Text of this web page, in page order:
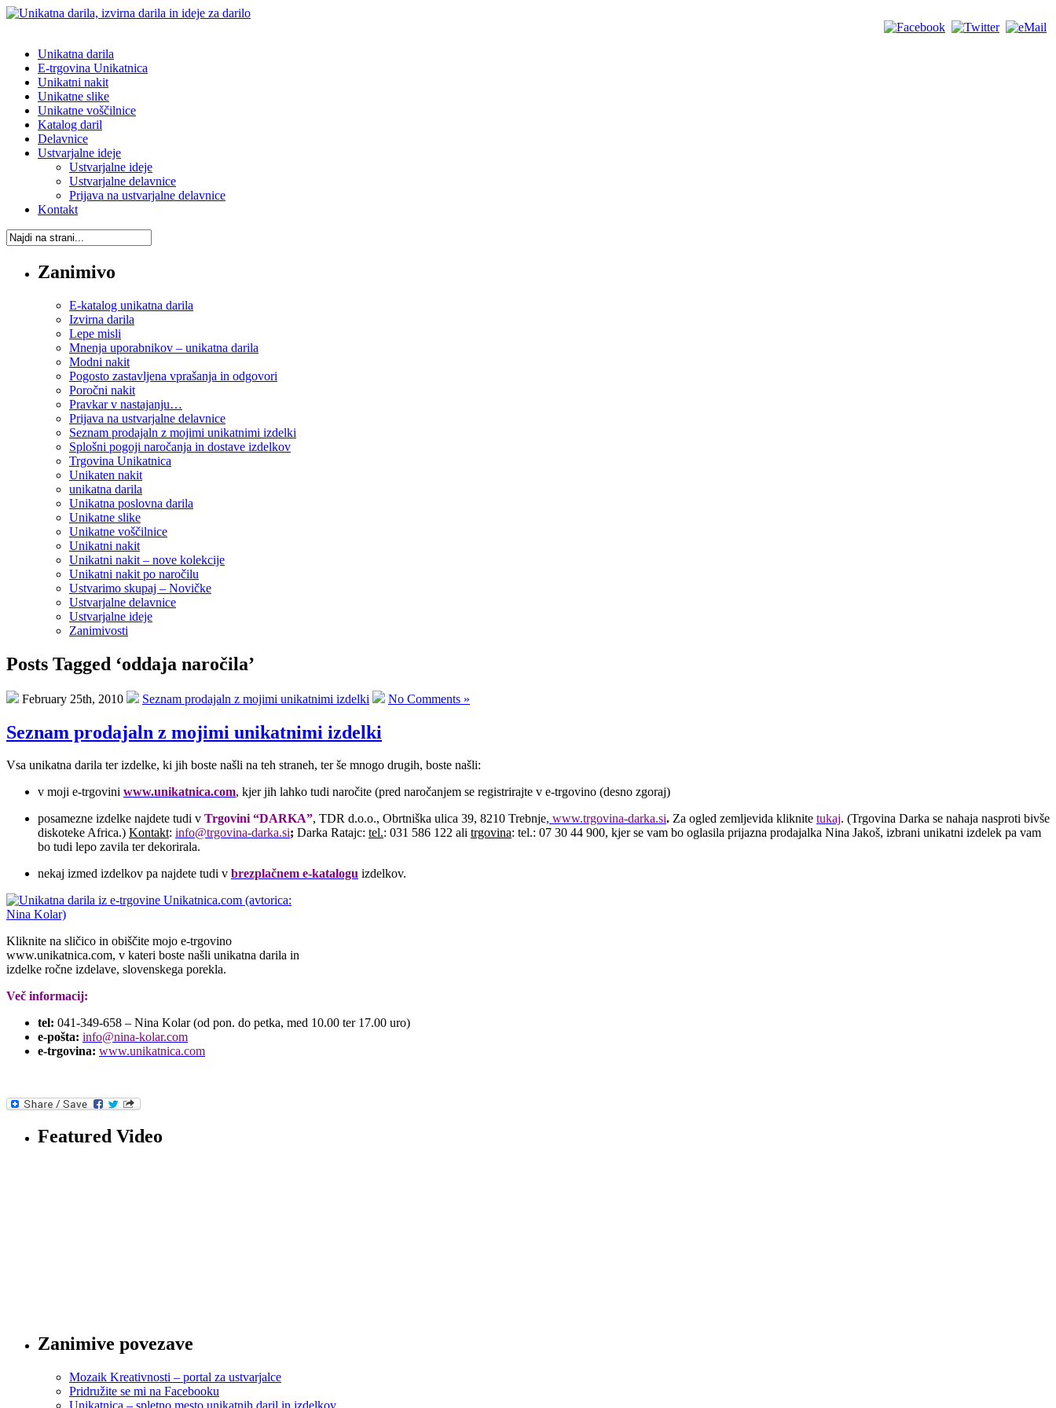
Unikatna darila
E-trgovina Unikatnica
Unikatni nakit
Unikatne slike
Unikatne voščilnice
Katalog daril
Delavnice
Ustvarjalne ideje
Ustvarjalne ideje
Ustvarjalne delavnice
Prijava na ustvarjalne delavnice
Kontakt
Zanimivo
E-katalog unikatna darila
Izvirna darila
Lepe misli
Mnenja uporabnikov – unikatna darila
Modni nakit
Pogosto zastavljena vprašanja in odgovori
Poročni nakit
Pravkar v nastajanju…
Prijava na ustvarjalne delavnice
Seznam prodajaln z mojimi unikatnimi izdelki
Splošni pogoji naročanja in dostave izdelkov
Trgovina Unikatnica
Unikaten nakit
unikatna darila
Unikatna poslovna darila
Unikatne slike
Unikatne voščilnice
Unikatni nakit
Unikatni nakit – nove kolekcije
Unikatni nakit po naročilu
Ustvarimo skupaj – Novičke
Ustvarjalne delavnice
Ustvarjalne ideje
Zanimivosti
Posts Tagged ‘oddaja naročila’
February 25th, 2010 Seznam prodajaln z mojimi unikatnimi izdelki No Comments »
Seznam prodajaln z mojimi unikatnimi izdelki
Vsa unikatna darila ter izdelke, ki jih boste našli na teh straneh, ter še mnogo drugih, boste našli:
v moji e-trgovini www.unikatnica.com, kjer jih lahko tudi naročite (pred naročanjem se registrirajte v e-trgovino (desno zgoraj)
posamezne izdelke najdete tudi v Trgovini “DARKA”, TDR d.o.o., Obrtniška ulica 39, 8210 Trebnje, www.trgovina-darka.si. Za ogled zemljevida kliknite tukaj. (Trgovina Darka se nahaja nasproti bivše
diskoteke Africa.) Kontakt: info@trgovina-darka.si; Darka Ratajc: tel.: 031 586 122 ali trgovina: tel.: 07 30 44 900, kjer se vam bo oglasila prijazna prodajalka Nina Jakoš, izbrani unikatni izdelek pa vam
bo tudi lepo zavila ter dekorirala.
nekaj izmed izdelkov pa najdete tudi v brezplačnem e-katalogu izdelkov.
Kliknite na sličico in obiščite mojo e-trgovino
www.unikatnica.com, v kateri boste našli unikatna darila in
izdelke ročne izdelave, slovenskega porekla.
Več informacij:
tel: 041-349-658 – Nina Kolar (od pon. do petka, med 10.00 ter 17.00 uro)
e-pošta: info@nina-kolar.com
e-trgovina: www.unikatnica.com
Featured Video
Zanimive povezave
Mozaik Kreativnosti – portal za ustvarjalce
Pridružite se mi na Facebooku